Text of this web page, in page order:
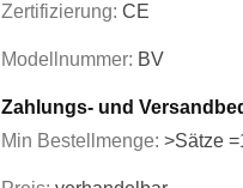
Zertifizierung: CE
Modellnummer: BV
Zahlungs- und
Min Bestellmenge: >Sätze